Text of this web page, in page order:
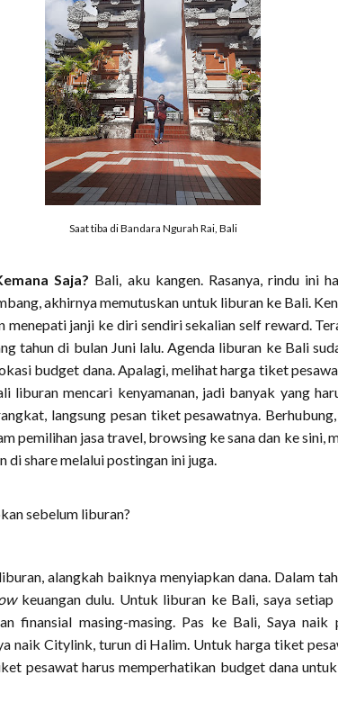
Saat tiba di Bandara Ngurah Rai, Bali
Saja? Bali, aku kangen. Rasanya, rindu ini
akhirnya memutuskan untuk liburan ke Bali.
menepati janji ke diri sendiri sekalian self reward.
tahun di bulan Juni lalu. Agenda liburan ke Bali
budget dana. Apalagi, melihat harga tiket
liburan mencari kenyamanan, jadi banyak yang
langsung pesan tiket pesawatnya.
pemilihan jasa travel, browsing ke sana dan ke sini,
di share melalui postingan ini juga.
sebelum liburan?
alangkah baiknya menyiapkan dana. Dalam
keuangan dulu. Untuk liburan ke Bali, saya
finansial masing-masing. Pas ke Bali, Saya
naik Citylink, turun di Halim. Untuk harga tiket
pesawat harus memperhatikan budget dana